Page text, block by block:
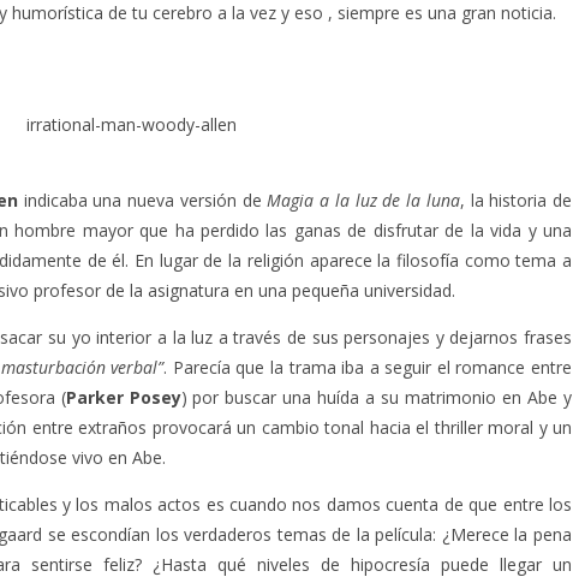
de tu cerebro a la vez y eso , siempre es una gran noticia.
indicaba una nueva versión deMagia a la luz de la luna, la historia de
mayor que ha perdido las ganas de disfrutar de la vida y una
de él. En lugar de la religión aparece la filosofía como tema a
profesor de la asignatura en una pequeña universidad.
su yo interior a la luz a través de sus personajes y dejarnos frases
verbal”. Parecía que la trama iba a seguir el romance entre
(Parker Posey) por buscar una huída a su matrimonio en Abe y
entre extraños provocará un cambio tonal hacia el thriller moral y un
vivo en Abe.
y los malos actos es cuando nos damos cuenta de que entre los
se escondían los verdaderos temas de la película: ¿Merece la pena
sentirse feliz? ¿Hasta qué niveles de hipocresía puede llegar un